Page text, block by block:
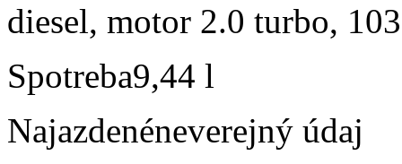
diesel, motor 2.0 turbo,
Spotreba9,44 l
Najazdenéneverejný údaj